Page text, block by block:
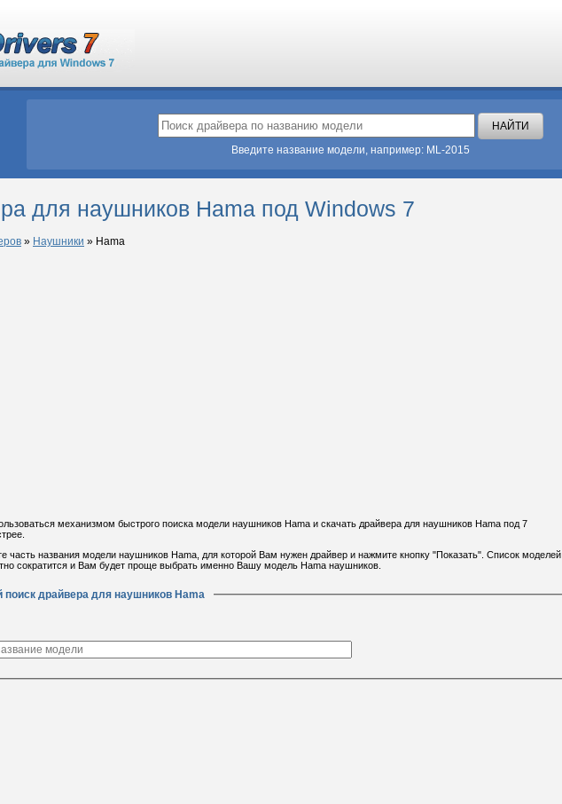
Введите название модели, например: ML-2015
для наушников Hama под Windows 7
» Наушники » Hama
механизмом быстрого поиска модели наушников Hama и скачать драйвера для наушников Hama под 7
часть названия модели наушников Hama, для которой Вам нужен драйвер и нажмите кнопку "Показать". Список моделей
сократится и Вам будет проще выбрать именно Вашу модель Hama наушников.
драйвера для наушников Hama